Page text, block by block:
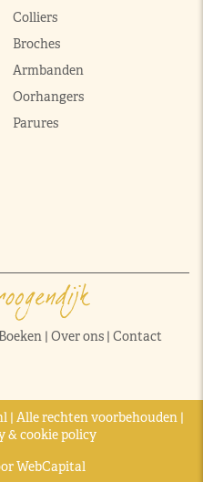
Colliers
Broches
Armbanden
Oorhangers
Parures
Boeken| Over ons| Contact
| Alle rechten voorbehouden |
& cookie policy
WebCapital